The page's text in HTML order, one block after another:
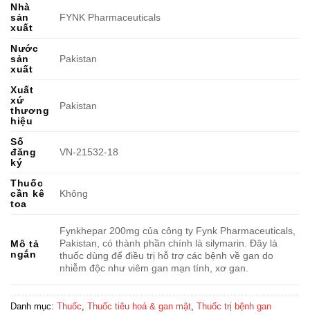
Nhà
sản
xuất
FYNK Pharmaceuticals
Nước
sản
xuất
Pakistan
Xuất
xứ
thương
hiệu
Pakistan
Số
đăng
ký
VN-21532-18
Thuốc
cần kê
toa
Không
Mô tả
ngắn
Fynkhepar 200mg của công ty Fynk Pharmaceuticals,
Pakistan, có thành phần chính là silymarin. Đây là
thuốc dùng để điều trị hỗ trợ các bệnh về gan do
nhiễm độc như viêm gan mạn tính, xơ gan.
Danh mục: Thuốc Thuốc tiêu hoá & gan mật Thuốc trị bệnh gan